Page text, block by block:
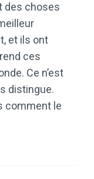
des choses
et ils ont
ces
Ce n’est
distingue.
comment le